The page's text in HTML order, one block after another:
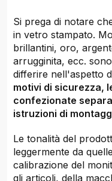
Si prega di notare
in vetro stampato.
brillantini, oro,
arrugginita, ecc.
differire nell'aspetto
motivi di sicurezza,
confezionate
istruzioni di
Le tonalità del
leggermente da
calibrazione del
gli articoli, della